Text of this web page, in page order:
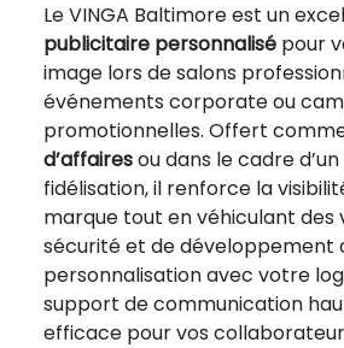
Le VINGA Baltimore est un
publicitaire personnalisé pour
image lors de salons
événements corporate ou
promotionnelles. Offert
d’affairesou dans le cadre
fidélisation, il renforce la
marque tout en véhiculant des
sécurité et de développement
personnalisation avec votre
support de communication
efficace pour vos